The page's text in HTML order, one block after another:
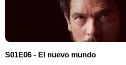
S01E06 - El nuevo mundo